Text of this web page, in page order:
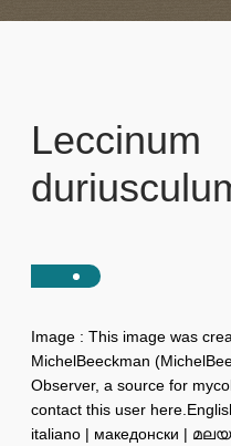
Leccinum
Image : This image was
MichelBeeckman
Observer, a source for
contact this user
italiano | македонски |